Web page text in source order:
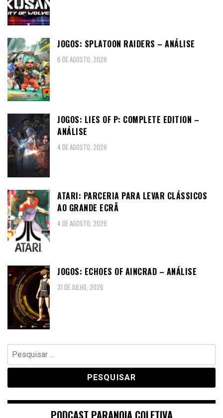
JOGOS: SPLATOON RAIDERS – ANÁLISE
6 DE AGOSTO, 2026
JOGOS: LIES OF P: COMPLETE EDITION –
ANÁLISE
4 DE AGOSTO, 2026
ATARI: PARCERIA PARA LEVAR CLÁSSICOS
AO GRANDE ECRÃ
4 DE AGOSTO, 2026
JOGOS: ECHOES OF AINCRAD – ANÁLISE
31 DE JULHO, 2026
Pesquisar
por:
PODCAST PARANOIA COLETIVA